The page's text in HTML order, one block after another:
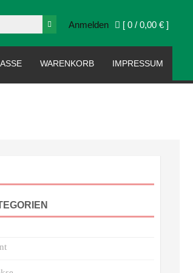
[ 0 /0,00 € ]
Anmelden
WARENKORB IMPRESSUM